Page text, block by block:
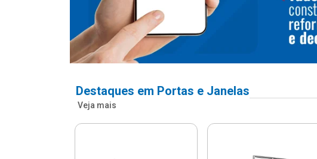
Destaques em Portas e Janelas
Veja mais